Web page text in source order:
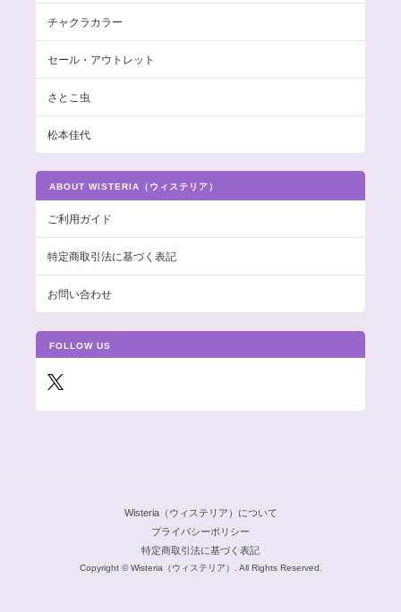
チャクラカラー
セール・アウトレット
さとこ虫
松本佳代
ABOUT WISTERIA（ウィステリア）
ご利用ガイド
特定商取引法に基づく表記
お問い合わせ
FOLLOW US
Wisteria（ウィステリア）について
プライバシーポリシー
特定商取引法に基づく表記
Copyright © Wisteria（ウィステリア）. All Rights Reserved.